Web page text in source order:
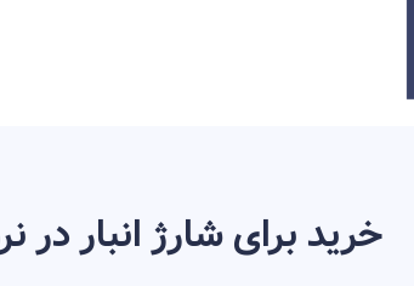
خرید برای شارژ انبار در